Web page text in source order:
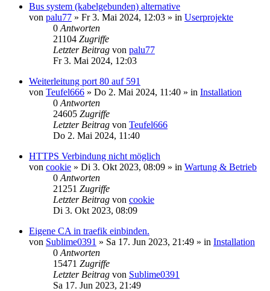
Bus system (kabelgebunden) alternative
von palu77 » Fr 3. Mai 2024, 12:03 » in Userprojekte
0 Antworten
21104 Zugriffe
Letzter Beitrag von palu77
Fr 3. Mai 2024, 12:03
Weiterleitung port 80 auf 591
von Teufel666 » Do 2. Mai 2024, 11:40 » in Installation
0 Antworten
24605 Zugriffe
Letzter Beitrag von Teufel666
Do 2. Mai 2024, 11:40
HTTPS Verbindung nicht möglich
von cookie » Di 3. Okt 2023, 08:09 » in Wartung & Betrieb
0 Antworten
21251 Zugriffe
Letzter Beitrag von cookie
Di 3. Okt 2023, 08:09
Eigene CA in traefik einbinden.
von Sublime0391 » Sa 17. Jun 2023, 21:49 » in Installation
0 Antworten
15471 Zugriffe
Letzter Beitrag von Sublime0391
Sa 17. Jun 2023, 21:49